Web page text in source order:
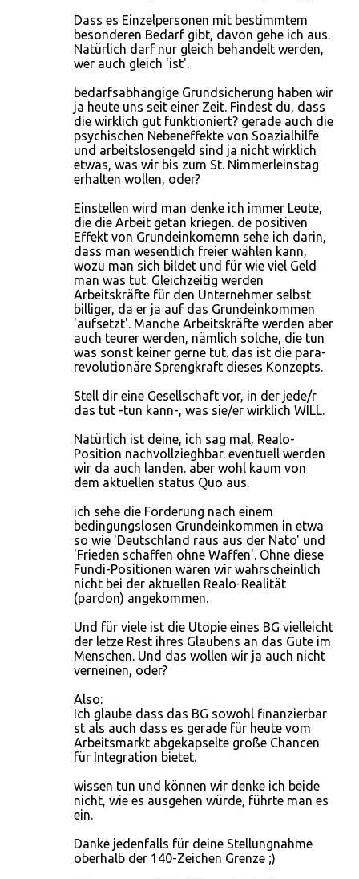
Dass es Einzelpersonen mit bestimmtem
besonderen Bedarf gibt, davon gehe ich aus.
Natürlich darf nur gleich behandelt werden,
wer auch gleich 'ist'.
bedarfsabhängige Grundsicherung haben wir
ja heute uns seit einer Zeit. Findest du, dass
die wirklich gut funktioniert? gerade auch die
psychischen Nebeneffekte von Soazialhilfe
und arbeitslosengeld sind ja nicht wirklich
etwas, was wir bis zum St. Nimmerleinstag
erhalten wollen, oder?
Einstellen wird man denke ich immer Leute,
die die Arbeit getan kriegen. de positiven
Effekt von Grundeinkomemn sehe ich darin,
dass man wesentlich freier wählen kann,
wozu man sich bildet und für wie viel Geld
man was tut. Gleichzeitig werden
Arbeitskräfte für den Unternehmer selbst
billiger, da er ja auf das Grundeinkommen
'aufsetzt'. Manche Arbeitskräfte werden aber
auch teurer werden, nämlich solche, die tun
was sonst keiner gerne tut. das ist die para-
revolutionäre Sprengkraft dieses Konzepts.
Stell dir eine Gesellschaft vor, in der jede/r
das tut -tun kann-, was sie/er wirklich WILL.
Natürlich ist deine, ich sag mal, Realo-
Position nachvollzieghbar. eventuell werden
wir da auch landen. aber wohl kaum von
dem aktuellen status Quo aus.
ich sehe die Forderung nach einem
bedingungslosen Grundeinkommen in etwa
so wie 'Deutschland raus aus der Nato' und
'Frieden schaffen ohne Waffen'. Ohne diese
Fundi-Positionen wären wir wahrscheinlich
nicht bei der aktuellen Realo-Realität
(pardon) angekommen.
Und für viele ist die Utopie eines BG vielleicht
der letze Rest ihres Glaubens an das Gute im
Menschen. Und das wollen wir ja auch nicht
verneinen, oder?
Also:
Ich glaube dass das BG sowohl finanzierbar
st als auch dass es gerade für heute vom
Arbeitsmarkt abgekapselte große Chancen
für Integration bietet.
wissen tun und können wir denke ich beide
nicht, wie es ausgehen würde, führte man es
ein.
Danke jedenfalls für deine Stellungnahme
oberhalb der 140-Zeichen Grenze ;)